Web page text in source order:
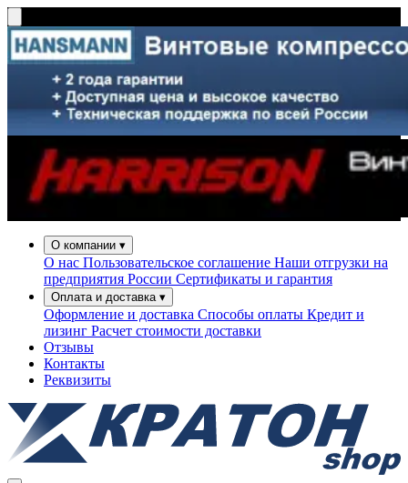
О компании ▾
О нас Пользовательское соглашение Наши отгрузки на
предприятия России Сертификаты и гарантия
Оплата и доставка ▾
Оформление и доставка Способы оплаты Кредит и
лизинг Расчет стоимости доставки
Отзывы
Контакты
Реквизиты